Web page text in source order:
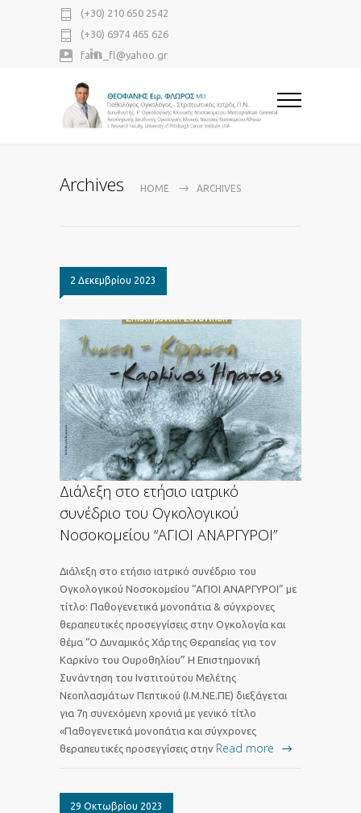
(+30) 210 650 2542
(+30) 6974 465 626
fanis_fl@yahoo.gr
Archives HOME ARCHIVES
2 Δεκεμβρίου 2023
Διάλεξη στο ετήσιο ιατρικό
συνέδριο του Ογκολογικού
Νοσοκομείου “ΑΓΙΟΙ ΑΝΑΡΓΥΡΟΙ”
Διάλεξη στο ετήσιο ιατρικό συνέδριο του
Ογκολογικού Νοσοκομείου “ΑΓΙΟΙ ΑΝΑΡΓΥΡΟΙ” με
τίτλο: Παθογενετικά μονοπάτια & σύγχρονες
θεραπευτικές προσεγγίσεις στην Ογκολογία και
θέμα “Ο Δυναμικός Χάρτης Θεραπείας για τον
Καρκίνο του Ουροθηλίου” H Επιστημονική
Συνάντηση του Ινστιτούτου Μελέτης
Νεοπλασμάτων Πεπτικού (Ι.Μ.ΝΕ.ΠΕ) διεξάγεται
για 7η συνεχόμενη χρονιά με γενικό τίτλο
«Παθογενετικά μονοπάτια και σύγχρονες
θεραπευτικές προσεγγίσεις στην Read more
29 Οκτωβρίου 2023